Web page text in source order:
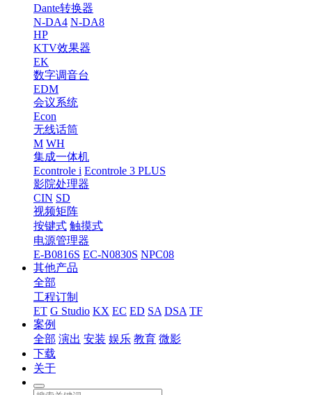
Dante转换器
N-DA4 N-DA8
HP
KTV效果器
EK
数字调音台
EDM
会议系统
Econ
无线话筒
M WH
集成一体机
Econtrole i Econtrole 3 PLUS
影院处理器
CIN SD
视频矩阵
按键式 触摸式
电源管理器
E-B0816S EC-N0830S NPC08
其他产品
全部
工程订制
ET G Studio KX EC ED SA DSA TF
案例
全部 演出 安装 娱乐 教育 微影
下载
关于